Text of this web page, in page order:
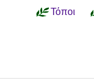
Τόποι